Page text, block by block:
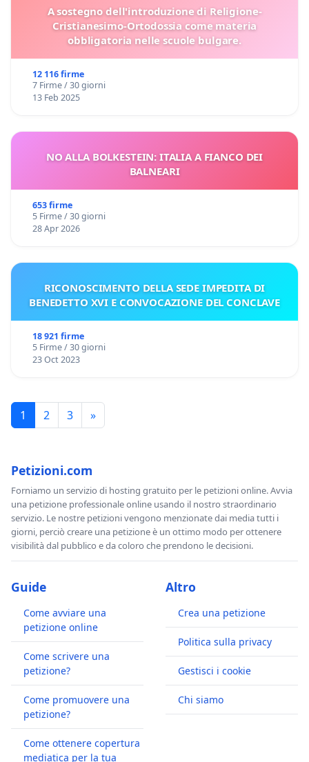
A sostegno dell'introduzione di Religione-
Cristianesimo-Ortodossia come materia
obbligatoria nelle scuole bulgare.
12 116 firme
7 Firme / 30 giorni
13 Feb 2025
NO ALLA BOLKESTEIN: ITALIA A FIANCO DEI
BALNEARI
653 firme
5 Firme / 30 giorni
28 Apr 2026
RICONOSCIMENTO DELLA SEDE IMPEDITA DI
BENEDETTO XVI E CONVOCAZIONE DEL CONCLAVE
18 921 firme
5 Firme / 30 giorni
23 Oct 2023
1 2 3 »
Petizioni.com
Forniamo un servizio di hosting gratuito per le petizioni online. Avvia
una petizione professionale online usando il nostro straordinario
servizio. Le nostre petizioni vengono menzionate dai media tutti i
giorni, perciò creare una petizione è un ottimo modo per ottenere
visibilità dal pubblico e da coloro che prendono le decisioni.
Guide
Come avviare una
petizione online
Come scrivere una
petizione?
Come promuovere una
petizione?
Come ottenere copertura
mediatica per la tua
Altro
Crea una petizione
Politica sulla privacy
Gestisci i cookie
Chi siamo